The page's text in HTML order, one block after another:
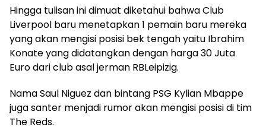
Hingga tulisan ini dimuat diketahui bahwa Club
Liverpool baru menetapkan 1 pemain baru mereka
yang akan mengisi posisi bek tengah yaitu Ibrahim
Konate yang didatangkan dengan harga 30 Juta
Euro dari club asal jerman RBLeipizig.
Nama Saul Niguez dan bintang PSG Kylian Mbappe
juga santer menjadi rumor akan mengisi posisi di tim
The Reds.